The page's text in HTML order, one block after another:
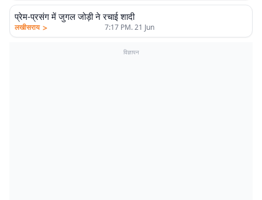
प्रेम-प्रसंग में जुगल जोड़ी ने रचाई शादी
लखीसराय > 7:17 PM. 21 Jun
विज्ञापन